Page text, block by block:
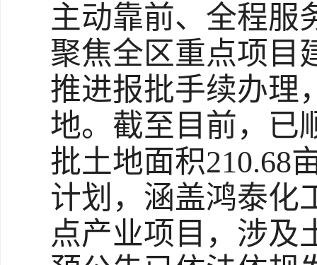
主动靠前、全程服
聚焦全区重点项目
推进报批手续办理
地。截至目前，已
批土地面积210.68
计划，涵盖鸿泰化
点产业项目，涉及